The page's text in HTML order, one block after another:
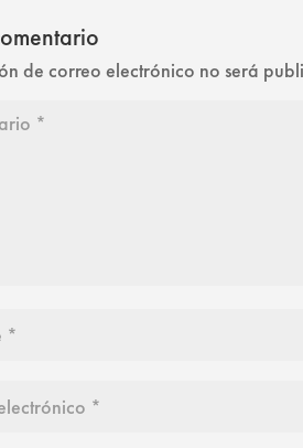
de correo electrónico no será